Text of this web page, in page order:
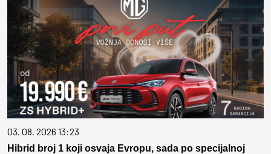
03. 08. 2026 13:23
Hibrid broj 1 koji osvaja Evropu, sada po specijalnoj